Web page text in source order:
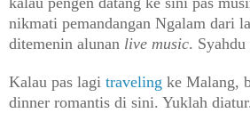
nikmati pemandangan Ngalam dari
ditemenin alunan live music.
Kalau pas lagi traveling ke Malang,
dinner romantis di sini. Yuklah diatur.